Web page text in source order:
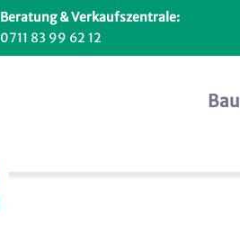
Beratung & Verkaufszentrale:
0711 83 99 62 12